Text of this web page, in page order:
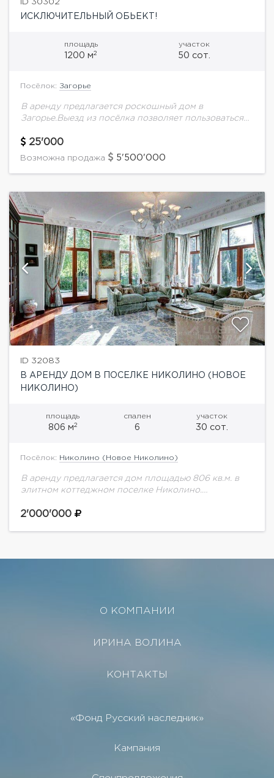
ID 30302
ИСКЛЮЧИТЕЛЬНЫЙ ОБЬЕКТ!
площадь
1200 м2
участок
50 сот.
Посёлок: Загорье
В аренду предлагается роскошный дом в
Загорье.Выезд из посёлка позволяет пользоваться
и платной трассой.Дом уникально расположен: не
чувствуется присутствия соседства.Это настоящий...
25'000
Возможна продажа 5'500'000
ID 32083
В АРЕНДУ ДОМ В ПОСЕЛКЕ НИКОЛИНО (НОВОЕ
НИКОЛИНО)
площадь
806 м2
спален
6
участок
30 сот.
Посёлок: Николино (Новое Николино)
В аренду предлагается дом площадью 806 кв.м. в
элитном коттеджном поселке Николино.
французскими дизайнерами с применением
2'000'000
О КОМПАНИИ
ИРИНА ВОЛИНА
КОНТАКТЫ
«Фонд Русский наследник»
Кампания